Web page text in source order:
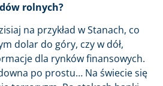
rolnych?
na przykład w Stanach, co
dolar do góry, czy w dół,
dla rynków finansowych.
po prostu… Na świecie się